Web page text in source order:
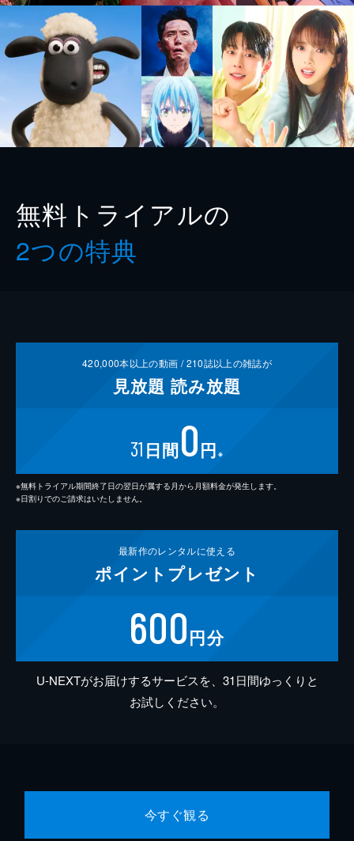
無料トライアルの
2つの特典
420,000本以上の動画 /210誌以上の雑誌が
見放題 読み放題
31 日間0円 ※
※無料トライアル期間終了日の翌日が属する月から月額料金が発生します。
※日割りでのご請求はいたしません。
最新作のレンタルに使える
ポイント プレゼント
600円分
U-NEXTがお届けするサービスを、31日間ゆっくりと
お試しください。
今すぐ観る